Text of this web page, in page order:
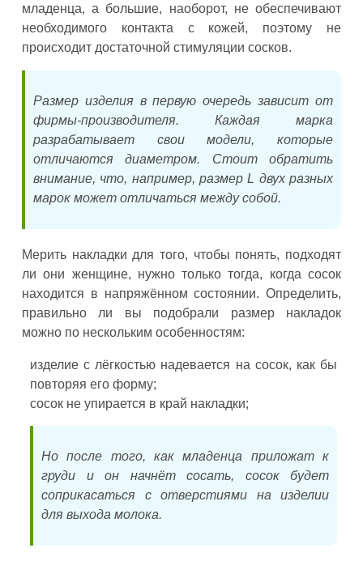
младенца, а большие, наоборот, не обеспечивают
необходимого контакта с кожей, поэтому не
происходит достаточной стимуляции сосков.
Размер изделия в первую очередь зависит от
фирмы-производителя. Каждая марка
разрабатывает свои модели, которые
отличаются диаметром. Стоит обратить
внимание, что, например, размер L двух разных
марок может отличаться между собой.
Мерить накладки для того, чтобы понять, подходят
ли они женщине, нужно только тогда, когда сосок
находится в напряжённом состоянии. Определить,
правильно ли вы подобрали размер накладок
можно по нескольким особенностям:
изделие с лёгкостью надевается на сосок, как бы
повторяя его форму;
сосок не упирается в край накладки;
Но после того, как младенца приложат к
груди и он начнёт сосать, сосок будет
соприкасаться с отверстиями на изделии
для выхода молока.